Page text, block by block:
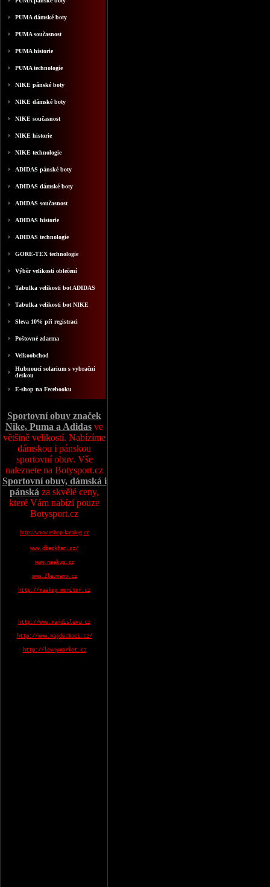
PUMA dámské boty
PUMA současnost
PUMA historie
PUMA technologie
NIKE pánské boty
NIKE dámské boty
NIKE současnost
NIKE historie
NIKE technologie
ADIDAS pánské boty
ADIDAS dámské boty
ADIDAS současnost
ADIDAS historie
ADIDAS technologie
GORE-TEX technologie
Výběr velikosti oblečení
Tabulka velikosti bot ADIDAS
Tabulka velikosti bot NIKE
Sleva 10% při registraci
Poštovné zdarma
Velkoobchod
Hubnoucí solarium s vybrační
deskou
E-shop na Fecebooku
Sportovní obuv značek
Nike, Puma a Adidas ve
většině velikostí. Nabízíme
dámskou i pánskou
sportovní obuv. Vše
naleznete na Botysport.cz
Sportovní obuv, dámská i
pánská za skvělé ceny,
které Vám nabízí pouze
Botysport.cz
http://www.eshop-katalog.cz
www.dbeckham.cz/
www.naakup.cz
www.Zlevneno.cz
http://naakup.monitor.cz
http://www.najdislevu.cz
http://www.najduzbozi.cz/
http://levnymarket.cz